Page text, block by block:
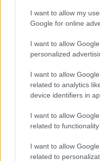
I want to allow my
Google for online
I want to allow
personalized
I want to allow
related to analytics
device identifiers in
I want to allow
related to
I want to allow
related to
notikuma vietas